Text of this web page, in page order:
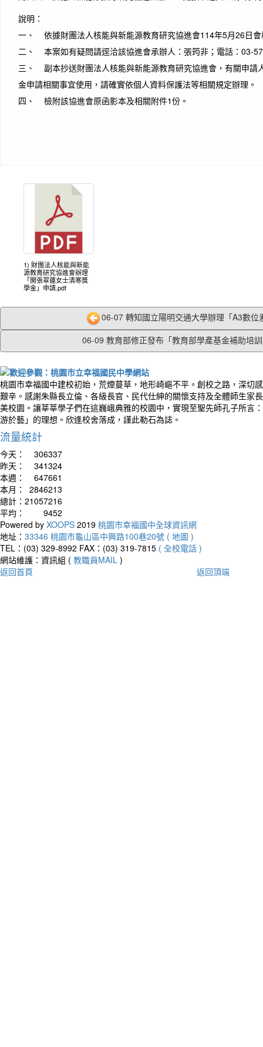
說明：
一、 依據財團法人核能與新能源教育研究協進會114年5月26日
二、 本案如有疑問請逕洽該協進會承辦人：張筠非；電話：03-
三、 副本抄送財團法人核能與新能源教育研究協進會，有關申請
金申請相關事宜使用，請確實依個人資料保護法等相關規定辦理。
四、 檢附該協進會原函影本及相關附件1份。
1) 財團法人核能與新能
源教育研究協進會辦理
「開張翠蓮女士清寒獎
學金」申請.pdf
06-07 轉知國立陽明交通大學辦理「A3數位
06-09 教育部修正發布「教育部學產基金補助培
桃園市幸福國中建校初始，荒煙蔓草，地形崎嶇不平。創校之路，深切
艱辛。感謝朱縣長立倫、各級長官、民代仕紳的關懷支持及全體師生家
美校園。讓莘莘學子們在這巍峨典雅的校園中，實現至聖先師孔子所言
游於藝」的理想。欣逢校舍落成，謹此勒石為誌。
流量統計
今天：
306337
昨天：
341324
本週：
647661
本月：
2846213
總計： 21057216
平均：
9452
Powered by XOOPS 2019 桃園市幸福國中全球資訊網
地址： 33346 桃園市龜山區中興路100巷20號 ( 地圖 )
TEL：(03) 329-8992 FAX：(03) 319-7815 ( 全校電話 )
網站維護：資訊組 ( 教職員MAIL )
返回首頁
返回頂端